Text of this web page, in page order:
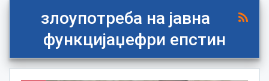
злоупотреба на јавна
функцијаџефри епстин